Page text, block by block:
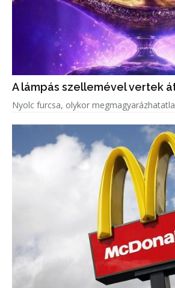
A lámpás szellemével vertek
Nyolc furcsa, olykor